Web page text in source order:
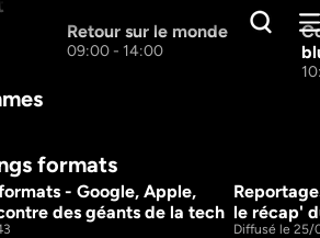
Retour sur le monde
09:00 - 14:00
formats
28m
- Google, Apple,
des géants de la tech le récap'
Diffusé le 25/